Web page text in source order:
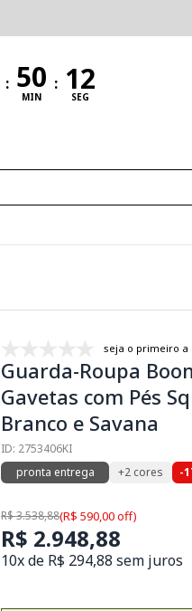
:
MIN
:
SEG
seja o primeiro a
Guarda-Roupa
Gavetas com Pés
Branco e Savana
ID: 2753406KI
pronta entrega
+2 cores -
R$ 3.538,88(R$ 590,00 off)
R$ 2.948,88
10x de R$ 294,88 sem juros